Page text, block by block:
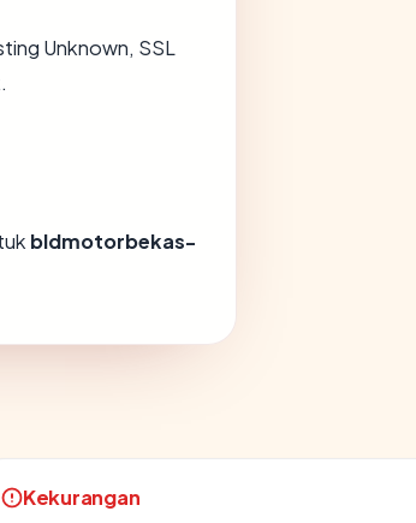
Unknown, SSL
bldmotorbekas-
Kekurangan